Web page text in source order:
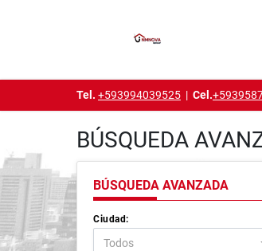
Tel. +593994039525 | Cel.
BÚSQUEDA
BÚSQUEDA AVANZADA
Ciudad:
Todos